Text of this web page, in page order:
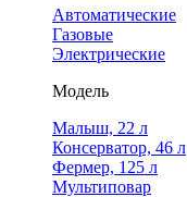
Автоматические
Газовые
Электрические
Модель
Малыш, 22 л
Консерватор, 46 л
Фермер, 125 л
Мультиповар